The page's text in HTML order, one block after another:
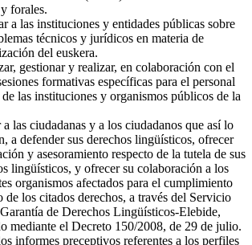
forales.
a las instituciones y entidades públicas sobre
técnicos y jurídicos en materia de
del euskera.
gestionar y realizar, en colaboración con el
formativas específicas para el personal
las instituciones y organismos públicos de la
las ciudadanas y a los ciudadanos que así lo
a defender sus derechos lingüísticos, ofrecer
y asesoramiento respecto de la tutela de sus
lingüísticos, y ofrecer su colaboración a los
organismos afectados para el cumplimiento
de los citados derechos, a través del Servicio
de Derechos Lingüísticos-Elebide,
mediante el Decreto 150/2008, de 29 de julio.
informes preceptivos referentes a los perfiles